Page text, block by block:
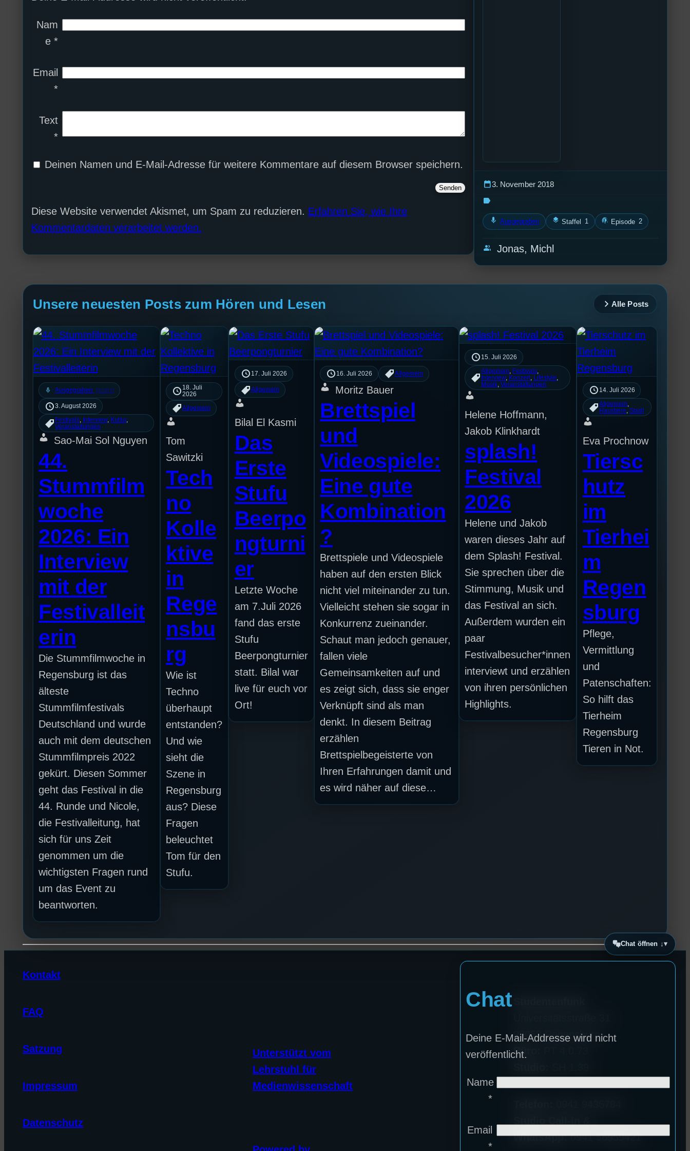
Nam
e *
Email
*
Text
*
Deinen Namen und E-Mail-Adresse für weitere Kommentare auf diesem Browser speichern.
Diese Website verwendet Akismet, um Spam zu reduzieren. Erfahren Sie, wie Ihre
Kommentardaten verarbeitet werden.
calendar_today3. November 2018
label
mic Ausgegraben layers Staffel 1 podcasts Episode 2
group Jonas, Michl
Unsere neuesten Posts zum Hören und Lesen Alle Posts
mic Ausgegraben [S1/E2]
3. August 2026
Festivals Interview, Kultur
Veranstaltungen
Sao-Mai Sol Nguyen
44.
Stummfilm
woche
2026: Ein
Interview
mit der
Festivalleit
erin
Die Stummfilmwoche in
Regensburg ist das
älteste
Stummfilmfestivals
Deutschland und wurde
auch mit dem deutschen
Stummfilmpreis 2022
gekürt. Diesen Sommer
geht das Festival in die
44. Runde und Nicole,
die Festivalleitung, hat
sich für uns Zeit
genommen um die
wichtigsten Fragen rund
um das Event zu
beantworten.
18. Juli
2026
Allgemein
Tom
Sawitzki
Tech
no
Kolle
ktive
in
Rege
nsbu
rg
Wie ist
Techno
überhaupt
entstanden?
Und wie
sieht die
Szene in
Regensburg
aus? Diese
Fragen
beleuchtet
Tom für den
Stufu.
17. Juli 2026
Allgemein
Bilal El Kasmi
Das
Erste
Stufu
Beerpo
ngturni
er
Letzte Woche
am 7.Juli 2026
fand das erste
Stufu
Beerpongturnier
statt. Bilal war
live für euch vor
Ort!
16. Juli 2026 Allgemein
Moritz Bauer
Brettspiel
und
Videospiele:
Eine gute
Kombination
?
Brettspiele und Videospiele
haben auf den ersten Blick
nicht viel miteinander zu tun.
Vielleicht stehen sie sogar in
Konkurrenz zueinander.
Schaut man jedoch genauer,
fallen viele
Gemeinsamkeiten auf und
es zeigt sich, dass sie enger
Verknüpft sind als man
denkt. In diesem Beitrag
erzählen
Brettspielbegeisterte von
Ihren Erfahrungen damit und
es wird näher auf diese…
15. Juli 2026
Allgemein Festivals
Interview, Konzert Lifestyle
Musik , Veranstaltungen
Helene Hoffmann,
Jakob Klinkhardt
splash!
Festival
2026
Helene und Jakob
waren dieses Jahr auf
dem Splash! Festival.
Sie sprechen über die
Stimmung, Musik und
das Festival an sich.
Außerdem wurden ein
paar
Festivalbesucher*innen
interviewt und erzählen
von ihren persönlichen
Highlights.
14. Juli 2026
Allgemein
Haustiere Stadt
Eva Prochnow
Tiersc
hutz
im
Tierhei
m
Regen
sburg
Pflege,
Vermittlung
und
Patenschaften:
So hilft das
Tierheim
Regensburg
Tieren in Not.
Kontakt
FAQ
Satzung
Impressum
Datenschutz
Unterstützt vom
Lehrstuhl für
Medienwissenschaft
93053 Regensburg
Büro:
WhatsApp:0941 56959421
Chat öffnen ↓
Chat
Deine E-Mail-Addresse wird nicht
veröffentlicht.
Name
*
Email
*